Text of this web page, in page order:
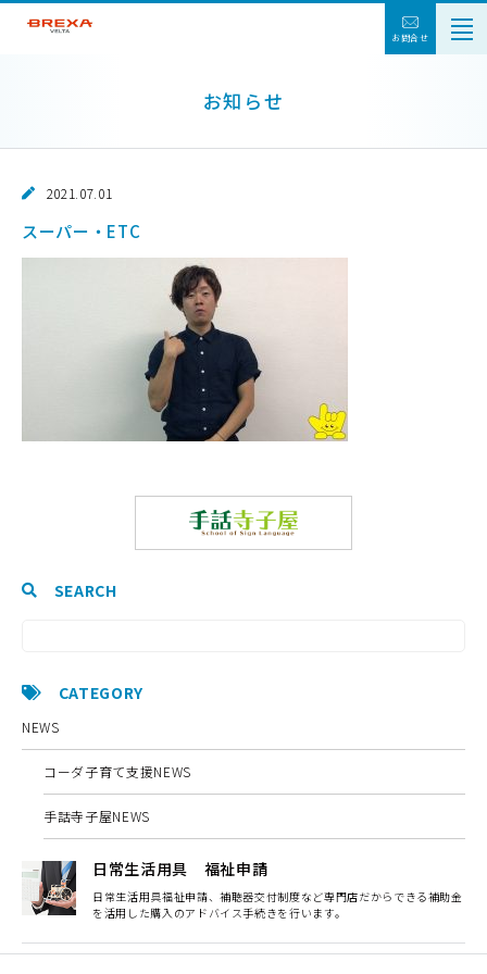
お問合せ
お知らせ
2021.07.01
スーパー・ETC
SEARCH
CATEGORY
NEWS
コーダ子育て支援NEWS
手話寺子屋NEWS
日常生活用具 福祉申請
日常生活用具福祉申請、補聴器交付制度など専門店だからできる補助金
を活用した購入のアドバイス手続きを行います。